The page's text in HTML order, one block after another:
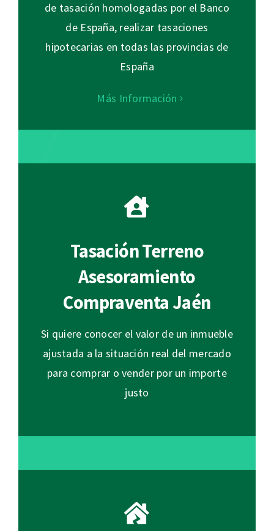
de tasación homologadas por el Banco
de España, realizar tasaciones
hipotecarias en todas las provincias de
España
Más Información
Tasación Terreno
Asesoramiento
Compraventa Jaén
Si quiere conocer el valor de un inmueble
ajustada a la situación real del mercado
para comprar o vender por un importe
justo